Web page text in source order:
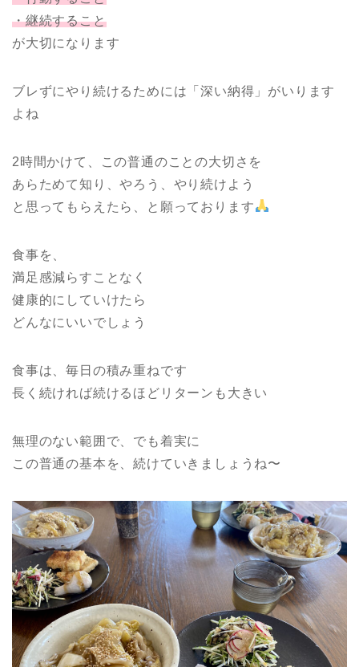
・継続すること
が大切になります
ブレずにやり続けるためには「深い納得」がいります
よね
2時間かけて、この普通のことの大切さを
あらためて知り、やろう、やり続けよう
と思ってもらえたら、と願っております
食事を、
満足感減らすことなく
健康的にしていけたら
どんなにいいでしょう
食事は、毎日の積み重ねです
長く続ければ続けるほどリターンも大きい
無理のない範囲で、でも着実に
この普通の基本を、続けていきましょうね〜